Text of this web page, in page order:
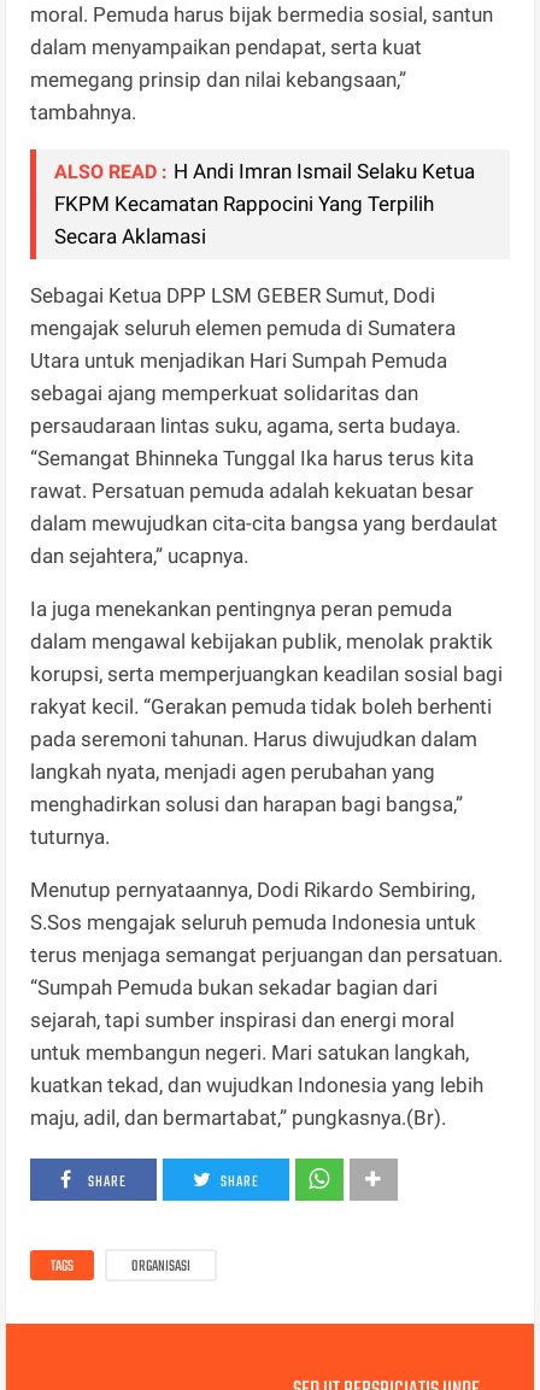
moral. Pemuda harus bijak bermedia sosial, santun
dalam menyampaikan pendapat, serta kuat
memegang prinsip dan nilai kebangsaan,”
tambahnya.
ALSO READ : H Andi Imran Ismail Selaku Ketua
FKPM Kecamatan Rappocini Yang Terpilih
Secara Aklamasi
Sebagai Ketua DPP LSM GEBER Sumut, Dodi
mengajak seluruh elemen pemuda di Sumatera
Utara untuk menjadikan Hari Sumpah Pemuda
sebagai ajang memperkuat solidaritas dan
persaudaraan lintas suku, agama, serta budaya.
“Semangat Bhinneka Tunggal Ika harus terus kita
rawat. Persatuan pemuda adalah kekuatan besar
dalam mewujudkan cita-cita bangsa yang berdaulat
dan sejahtera,” ucapnya.
Ia juga menekankan pentingnya peran pemuda
dalam mengawal kebijakan publik, menolak praktik
korupsi, serta memperjuangkan keadilan sosial bagi
rakyat kecil. “Gerakan pemuda tidak boleh berhenti
pada seremoni tahunan. Harus diwujudkan dalam
langkah nyata, menjadi agen perubahan yang
menghadirkan solusi dan harapan bagi bangsa,”
tuturnya.
Menutup pernyataannya, Dodi Rikardo Sembiring,
S.Sos mengajak seluruh pemuda Indonesia untuk
terus menjaga semangat perjuangan dan persatuan.
“Sumpah Pemuda bukan sekadar bagian dari
sejarah, tapi sumber inspirasi dan energi moral
untuk membangun negeri. Mari satukan langkah,
kuatkan tekad, dan wujudkan Indonesia yang lebih
maju, adil, dan bermartabat,” pungkasnya.(Br).
SHARE SHARE
TAGS ORGANISASI